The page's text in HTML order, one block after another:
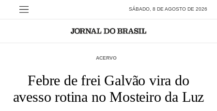
SÁBADO, 8 DE AGOSTO DE 2026
ACERVO
Febre de frei Galvão vira do
avesso rotina no Mosteiro da Luz